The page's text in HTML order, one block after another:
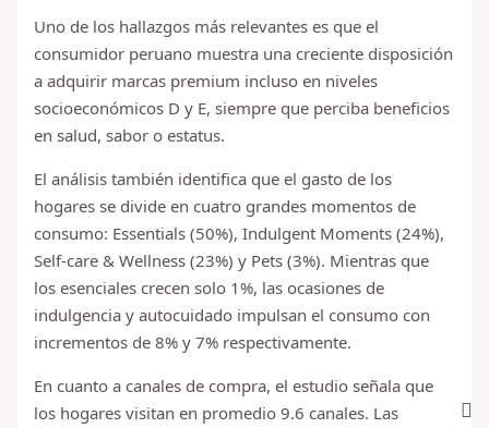
Uno de los hallazgos más relevantes es que el
consumidor peruano muestra una creciente disposición
a adquirir marcas premium incluso en niveles
socioeconómicos D y E, siempre que perciba beneficios
en salud, sabor o estatus.
El análisis también identifica que el gasto de los
hogares se divide en cuatro grandes momentos de
consumo: Essentials (50%), Indulgent Moments (24%),
Self-care & Wellness (23%) y Pets (3%). Mientras que
los esenciales crecen solo 1%, las ocasiones de
indulgencia y autocuidado impulsan el consumo con
incrementos de 8% y 7% respectivamente.
En cuanto a canales de compra, el estudio señala que
los hogares visitan en promedio 9.6 canales. Las